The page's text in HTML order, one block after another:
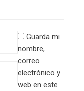
Guarda mi
nombre,
correo
electrónico y
web en este